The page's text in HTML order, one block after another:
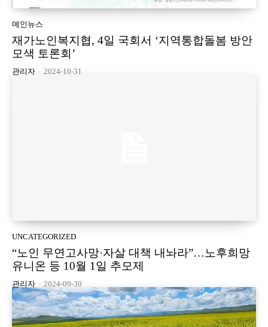
메인뉴스
재가노인복지협, 4일 국회서 ‘지역통합돌봄 방안
모색 토론회’
관리자 - 2024-10-31
UNCATEGORIZED
“노인 무연고사망·자살 대책 내놔라”…노후희망
유니온 등 10월 1일 추모제
관리자 - 2024-09-30